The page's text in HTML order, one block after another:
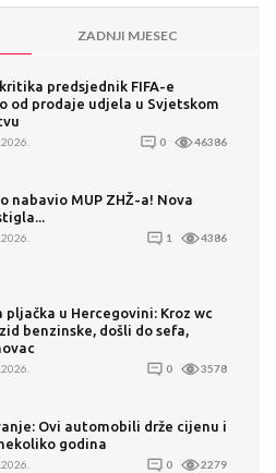
ZADNJI MJESEC
predsjednik FIFA-e
od prodaje udjela u Svjetskom
0 46386
nabavio MUP ZHŽ-a! Nova
1 4386
pljačka u Hercegovini: Kroz wc
benzinske, došli do sefa,
0 3578
Ovi automobili drže cijenu i
godina
0 2279